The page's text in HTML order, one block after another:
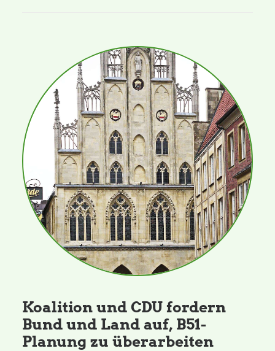
Koalition und CDU fordern
Bund und Land auf, B51-
Planung zu überarbeiten